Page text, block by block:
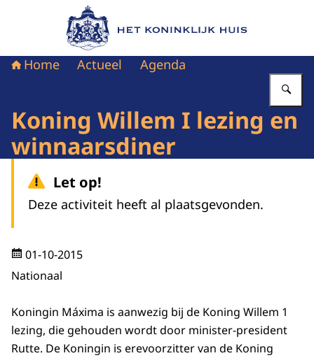
Naar de homepage van Het Koninklijk Huis
Home Actueel Agenda
Koning Willem I lezing en
winnaarsdiner
Let op!
Deze activiteit heeft al plaatsgevonden.
01-10-2015
Nationaal
Koningin Máxima is aanwezig bij de Koning Willem 1
lezing, die gehouden wordt door minister-president
Rutte. De Koningin is erevoorzitter van de Koning